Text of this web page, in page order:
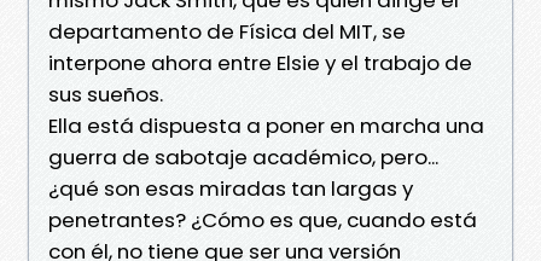
departamento de Física del MIT, se
interpone ahora entre Elsie y el trabajo de
sus sueños.
Ella está dispuesta a poner en marcha una
guerra de sabotaje académico, pero...
¿qué son esas miradas tan largas y
penetrantes? ¿Cómo es que, cuando está
con él, no tiene que ser una versión